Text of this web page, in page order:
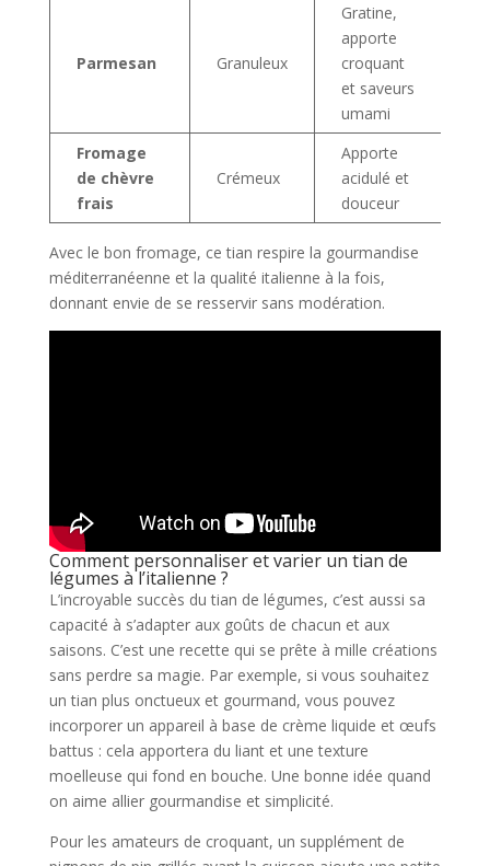
Parmesan Granuleux
Gratine,
apporte
croquant
et saveurs
umami
Fromage
de chèvre
frais
Crémeux
Apporte
acidulé et
douceur
Avec le bon fromage, ce tian respire la gourmandise
méditerranéenne et la qualité italienne à la fois,
donnant envie de se resservir sans modération.
Comment personnaliser et varier un tian de
légumes à l’italienne ?
L’incroyable succès du tian de légumes, c’est aussi sa
capacité à s’adapter aux goûts de chacun et aux
saisons. C’est une recette qui se prête à mille créations
sans perdre sa magie. Par exemple, si vous souhaitez
un tian plus onctueux et gourmand, vous pouvez
incorporer un appareil à base de crème liquide et œufs
battus : cela apportera du liant et une texture
moelleuse qui fond en bouche. Une bonne idée quand
on aime allier gourmandise et simplicité.
Pour les amateurs de croquant, un supplément de